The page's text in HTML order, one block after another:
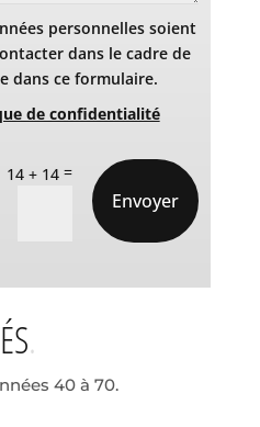
personnelles soient
dans le cadre de
dans ce formulaire.
de confidentialité
14 + 14 =
Envoyer
40 à 70.